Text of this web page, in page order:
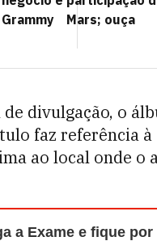
Mars; ouça
divulgação, o
faz referência à
ao local onde o
a Exame e fique